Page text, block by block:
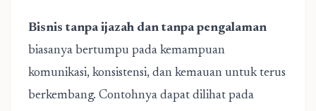
Bisnis tanpa ijazah dan tanpa pengalaman
biasanya bertumpu pada kemampuan
komunikasi, konsistensi, dan kemauan untuk terus
berkembang. Contohnya dapat dilihat pada